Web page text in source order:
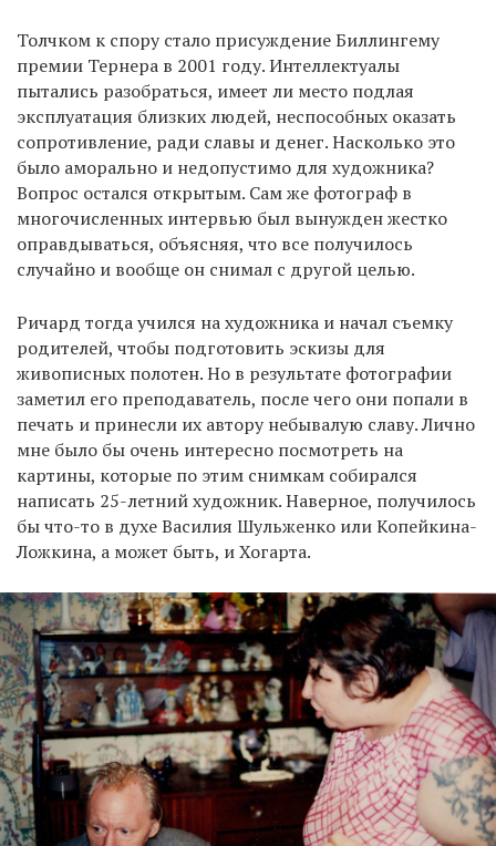
Толчком к спору стало присуждение Биллингему
премии Тернера в 2001 году. Интеллектуалы
пытались разобраться, имеет ли место подлая
эксплуатация близких людей, неспособных оказать
сопротивление, ради славы и денег. Насколько это
было аморально и недопустимо для художника?
Вопрос остался открытым. Сам же фотограф в
многочисленных интервью был вынужден жестко
оправдываться, объясняя, что все получилось
случайно и вообще он снимал с другой целью.
Ричард тогда учился на художника и начал съемку
родителей, чтобы подготовить эскизы для
живописных полотен. Но в результате фотографии
заметил его преподаватель, после чего они попали в
печать и принесли их автору небывалую славу. Лично
мне было бы очень интересно посмотреть на
картины, которые по этим снимкам собирался
написать 25-летний художник. Наверное, получилось
бы что-то в духе Василия Шульженко или Копейкина-
Ложкина, а может быть, и Хогарта.